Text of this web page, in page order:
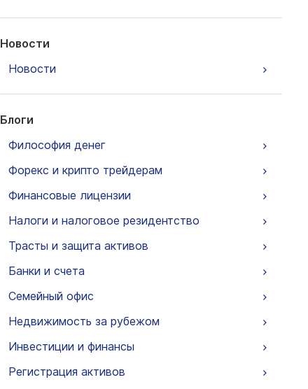
Новости
Новости
Блоги
Философия денег
Форекс и крипто трейдерам
Финансовые лицензии
Налоги и налоговое резидентство
Трасты и защита активов
Банки и счета
Семейный офис
Недвижимость за рубежом
Инвестиции и финансы
Регистрация активов